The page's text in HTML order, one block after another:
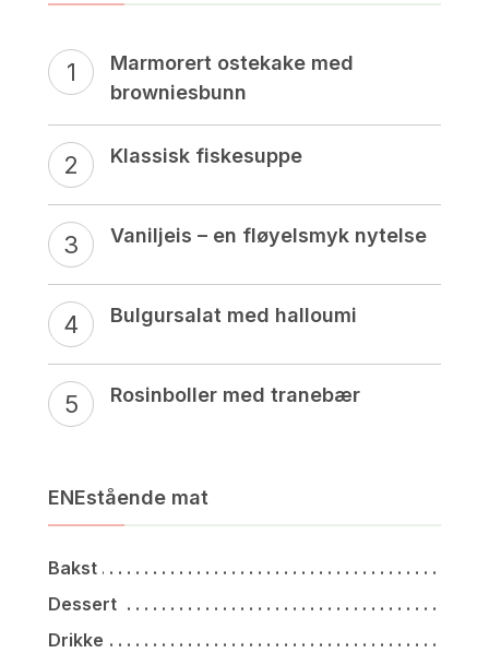
Marmorert ostekake med
browniesbunn
Klassisk fiskesuppe
Vaniljeis – en fløyelsmyk nytelse
Bulgursalat med halloumi
Rosinboller med tranebær
ENEstående mat
Bakst
Dessert
Drikke